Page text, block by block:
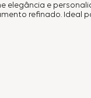
elegância e
refinado. Ideal